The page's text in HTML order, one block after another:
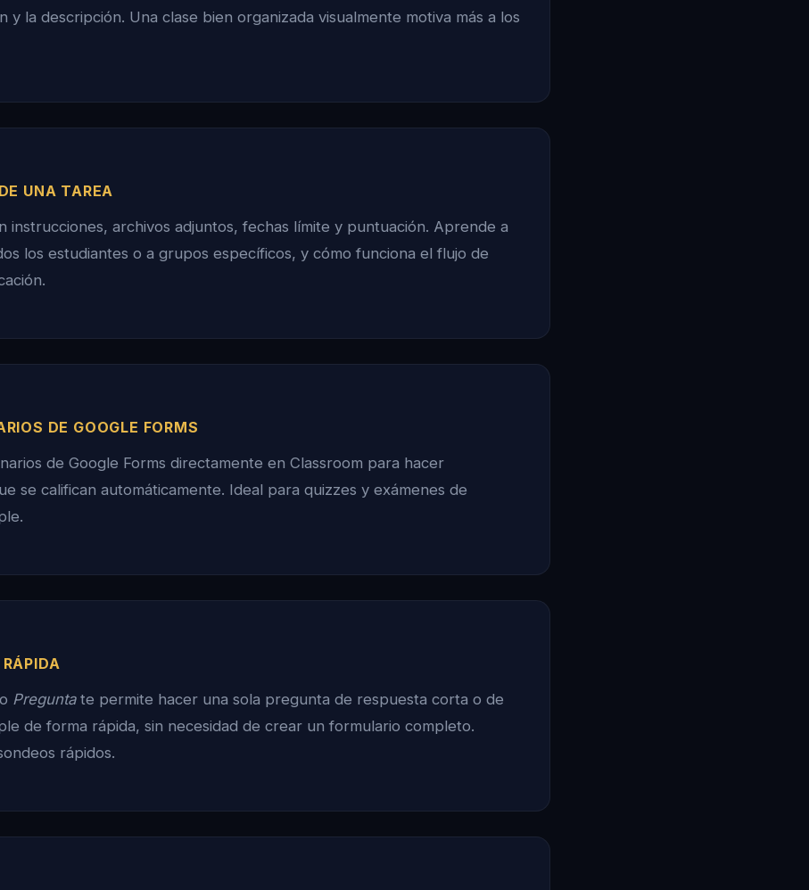
y la descripción. Una clase bien organizada visualmente motiva más a los
UNA TAREA
instrucciones, archivos adjuntos, fechas límite y puntuación. Aprende a
los estudiantes o a grupos específicos, y cómo funciona el flujo de
DE GOOGLE FORMS
de Google Forms directamente en Classroom para hacer
se califican automáticamente. Ideal para quizzes y exámenes de
Preguntate permite hacer una sola pregunta de respuesta corta o de
de forma rápida, sin necesidad de crear un formulario completo.
rápidos.